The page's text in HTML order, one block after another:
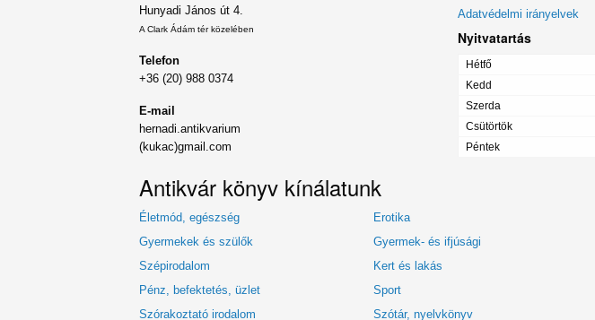
Hunyadi János út 4.
A Clark Ádám tér közelében
Telefon
+36 (20) 988 0374
E-mail
hernadi.antikvarium
(kukac)gmail.com
Adatvédelmi irányelvek
Nyitvatartás
Hétfő
Kedd
Szerda
Csütörtök
Péntek
Antikvár könyv kínálatunk
Életmód, egészség Erotika
Gyermekek és szülők
Gyermek- és ifjúsági
Szépirodalom
Kert és lakás
Pénz, befektetés, üzlet
Sport
Szórakoztató irodalom
Szótár, nyelvkönyv